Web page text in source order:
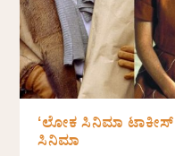
ʻಲೋಕ ಸಿನಿಮಾ
ಸಿನಿಮಾ